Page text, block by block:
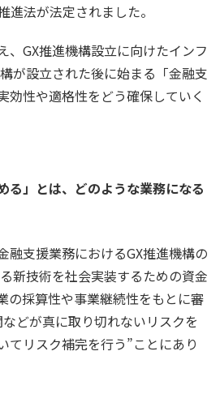
進法が法定されました。
、GX推進機構設立に向けたインフ
が設立された後に始まる「金融支
効性や適格性をどう確保していく
る」とは、どのような業務になる
融支援業務におけるGX推進機構の
新技術を社会実装するための資金
の採算性や事業継続性をもとに審
どが真に取り切れないリスクを
てリスク補完を行う”ことにあり